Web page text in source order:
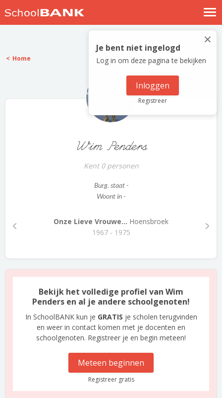
Nostalgische verhalen
Log in
Meld je gratis aan
×
Je bent niet ingelogd
Log in om deze pagina te bekijken
Inloggen
Registreer
Home
Wim Penders
Kent 0 personen
Burg. staat -
Woont in -
Onze Lieve Vrouwe... Hoensbroek
1967 - 1975
Bekijk het volledige profiel van Wim
Penders en al je andere schoolgenoten!
In SchoolBANK kun je GRATIS je scholen terugvinden
en weer in contact komen met je docenten en
schoolgenoten. Registreer je en begin meteen!
Meteen beginnen
Registreer gratis